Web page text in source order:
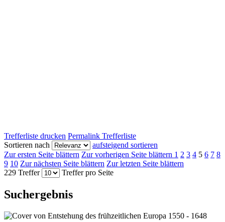
Trefferliste drucken Permalink Trefferliste
Sortieren nach
aufsteigend sortieren
Zur ersten Seite blättern Zur vorherigen Seite blättern 1 2 3 4 5 6 7 8
9 10 Zur nächsten Seite blättern Zur letzten Seite blättern
229 Treffer
Treffer pro Seite
Suchergebnis